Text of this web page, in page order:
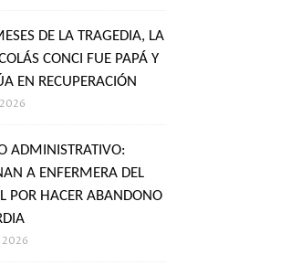
DE LA TRAGEDIA, LA
CONCI FUE PAPÁ Y
EN RECUPERACIÓN
ADMINISTRATIVO:
A ENFERMERA DEL
POR HACER ABANDONO
2026